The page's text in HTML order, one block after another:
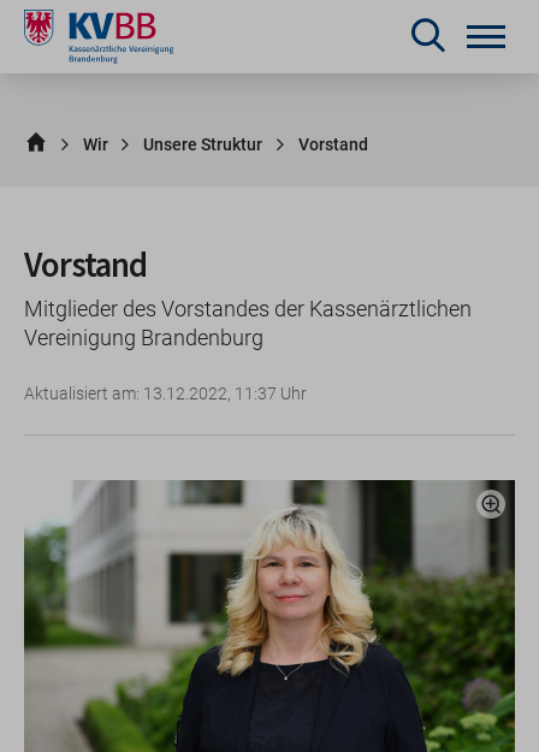
Wir Unsere Struktur Vorstand
Vorstand
Mitglieder des Vorstandes der Kassenärztlichen
Vereinigung Brandenburg
Aktualisiert am: 13.12.2022, 11:37 Uhr